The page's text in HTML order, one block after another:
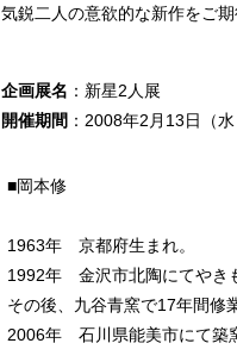
気鋭二人の意欲的な新作をご
企画展名 ：新星2人展
開催期間 ：2008年2月13日（
■岡本修
1963年 京都府生まれ。
1992年 金沢市北陶にてやき
その後、九谷青窯で17年間修
2006年 石川県能美市にて築